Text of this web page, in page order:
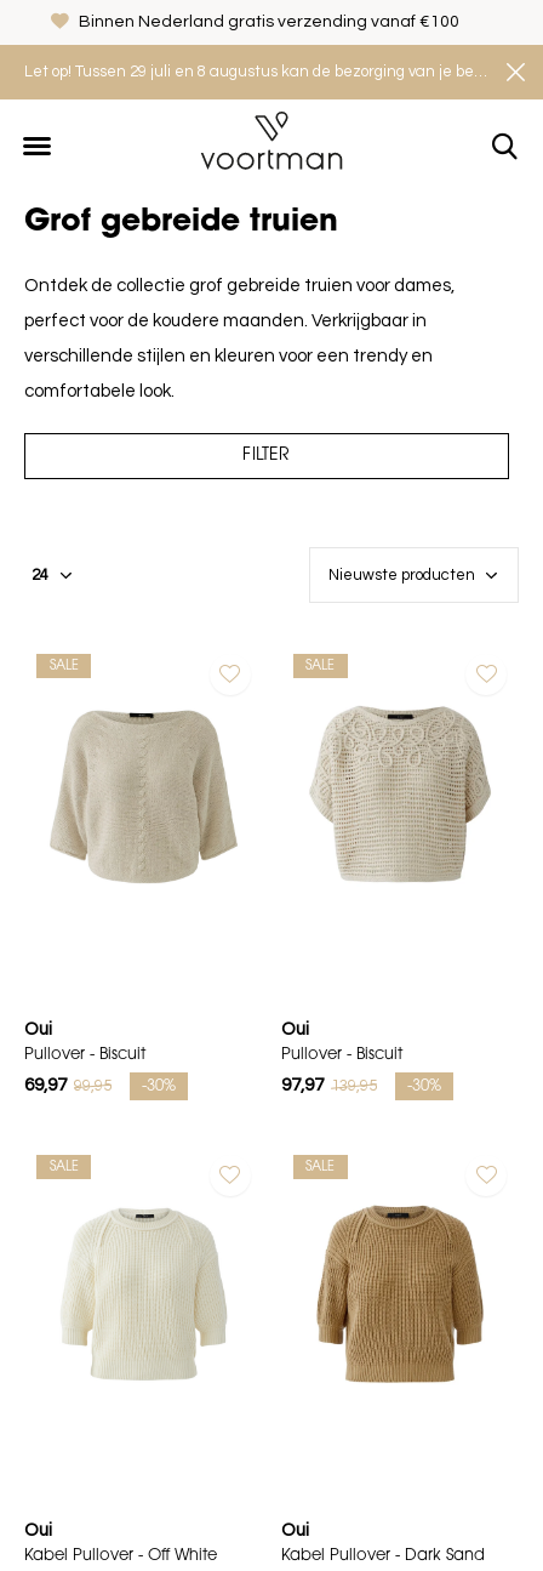
Let op! Tussen 29 juli en 8 augustus kan de bezorging van je bestelling iets langer duren. Houd rekening met een levertijd van 2 tot 4 werkdagen.
Binnen Nederland gratis verzending vanaf €100
Grof gebreide truien
Ontdek de collectie grof gebreide truien voor dames,
perfect voor de koudere maanden. Verkrijgbaar in
verschillende stijlen en kleuren voor een trendy en
comfortabele look.
FILTER
SALE
Oui
Pullover - Biscuit
69,97 99,95 -30%
SALE
Oui
Pullover - Biscuit
97,97 139,95 -30%
SALE
Oui
Kabel Pullover - Off White
SALE
Oui
Kabel Pullover - Dark Sand